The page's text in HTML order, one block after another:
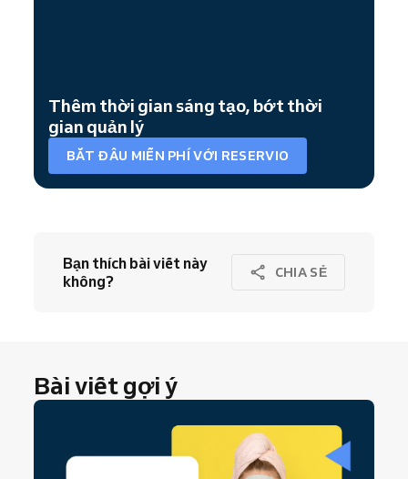
Thêm thời gian sáng tạo, bớt thời
gian quản lý
BẮT ĐẦU MIỄN PHÍ VỚI RESERVIO
Bạn thích bài viết này
không?
CHIA SẺ
Bài viết gợi ý